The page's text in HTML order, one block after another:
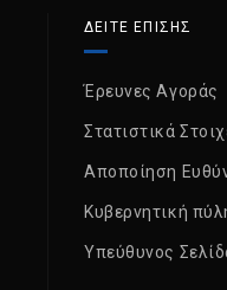
ΔΕΙΤΕ ΕΠΙΣΗΣ
Έρευνες Αγοράς
Στατιστικά
Αποποίηση
Κυβερνητική
Υπεύθυνος